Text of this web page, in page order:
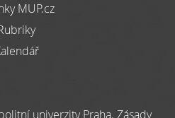
MUP.cz
univerzity Praha. Zásady